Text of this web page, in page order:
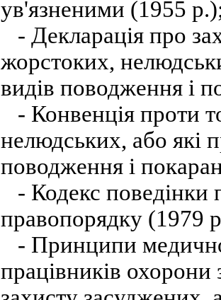
ув'язненими (1955
- Декларація про
жорстоких,
видів поводження і
- Конвенція проти
нелюдських, або які
поводження і
- Кодекс поведінки
правопорядку (1979
- Принципи
працівників охорони